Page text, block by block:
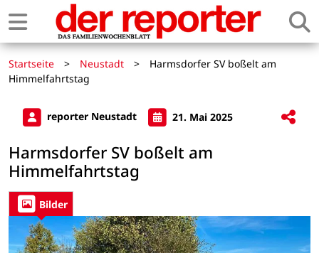
Startseite > Neustadt >
Harmsdorfer SV boßelt am
Himmelfahrtstag
reporter Neustadt 21. Mai 2025
Harmsdorfer SV boßelt am
Himmelfahrtstag
Bilder